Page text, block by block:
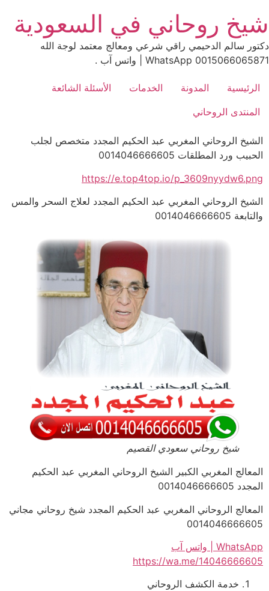
to
content
شيخ روحاني في السعودية
دكتور سالم الدحيمي راقي شرعي ومعالج معتمد لوجة الله
0015066065871 WhatsApp | واتس آب .
الرئيسية المدونة الخدمات
الأسئلة الشائعة
المنتدى الروحاني
الشيخ الروحاني المغربي عبد الحكيم المجدد متخصص لجلب
الحبيب ورد المطلقات 0014046666605
https://e.top4top.io/p_3609nyydw6.png
الشيخ الروحاني المغربي عبد الحكيم المجدد لعلاج السحر والمس
والتابعة 0014046666605
شيخ روحاني سعودي القصيم
المعالج المغربي الكبير الشيخ الروحاني المغربي عبد الحكيم
المجدد 0014046666605
المعالج الروحاني المغربي عبد الحكيم المجدد شيخ روحاني مجاني
0014046666605
WhatsApp | واتس آب
https://wa.me/14046666605
خدمة الكشف الروحاني